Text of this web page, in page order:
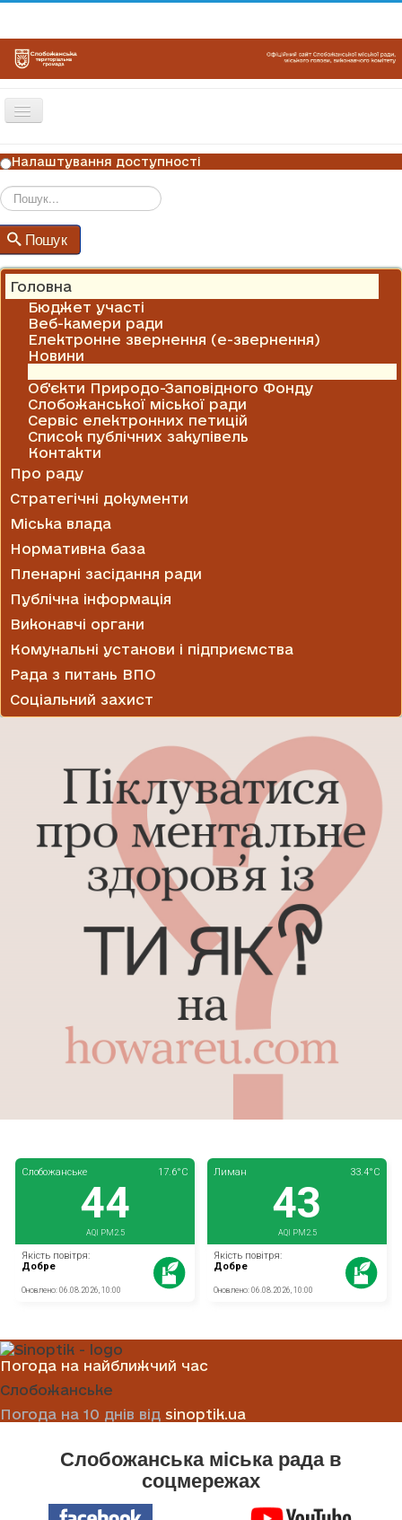
Перемикач
ГОЛОВНА
НОВИНИ
ОГОЛОШЕННЯ
ГРАФІКИ ПРИЙОМУ
КОНТАКТИ
Налаштування доступності
Пошук
Головна
Бюджет участі
Веб-камери ради
Електронне звернення (е-звернення)
Новини
Об'єкти Природо-Заповідного Фонду
Слобожанської міської ради
Сервіс електронних петицій
Список публічних закупівель
Контакти
Про раду
Стратегічні документи
Міська влада
Нормативна база
Пленарні засідання ради
Публічна інформація
Виконавчі органи
Комунальні установи і підприємства
Рада з питань ВПО
Соціальний захист
Погода на найближчий час
Слобожанське
Погода на 10 днів від sinoptik.ua
Слобожанська міська рада в
соцмережах